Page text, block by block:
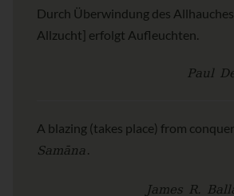
Durch Überwindung des
Allzucht] erfolgt Aufleuchten.
Paul
A blazing (takes place) from
Samāna
James R.